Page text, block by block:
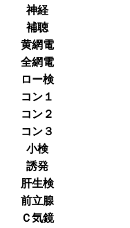
神経
補聴
黄網電
全網電
ロー検
コン１
コン２
コン３
小検
誘発
肝生検
前立腺
Ｃ気鏡